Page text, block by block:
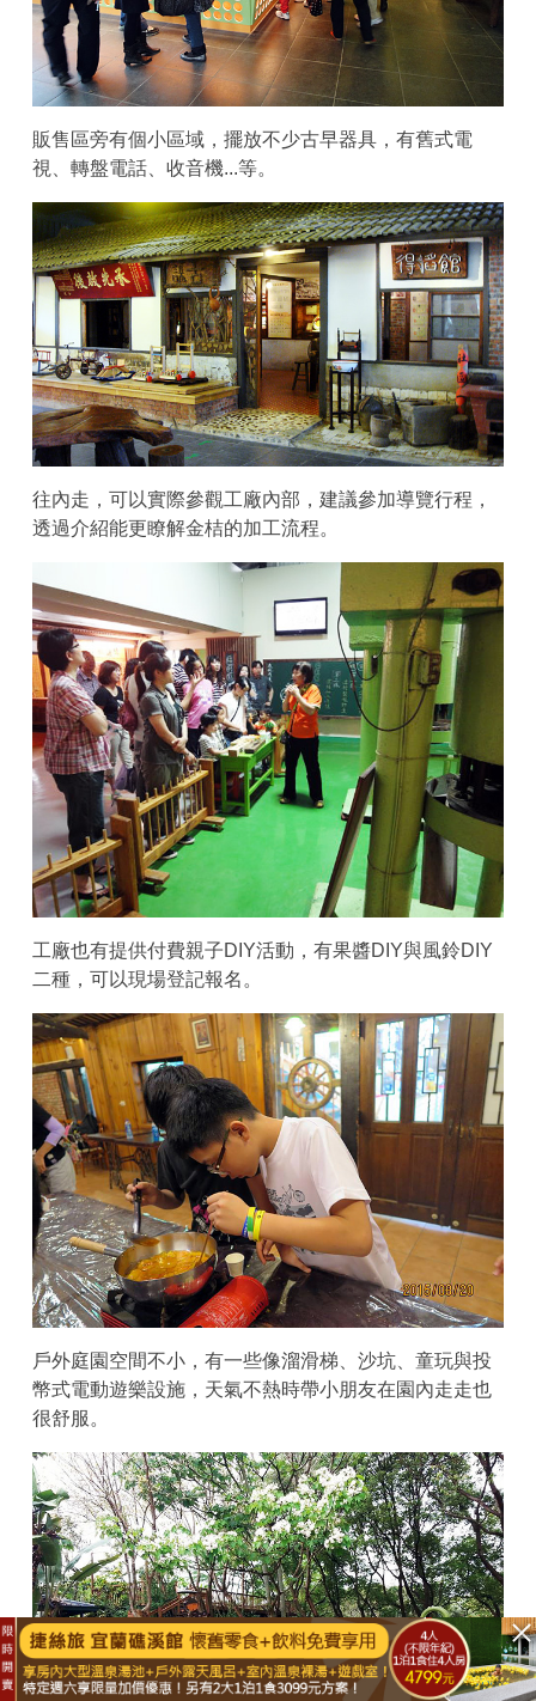
販售區旁有個小區域，擺放不少古早器具，有舊式電
視、轉盤電話、收音機...等。
往內走，可以實際參觀工廠內部，建議參加導覽行程，
透過介紹能更瞭解金桔的加工流程。
工廠也有提供付費親子DIY活動，有果醬DIY與風鈴DIY
二種，可以現場登記報名。
戶外庭園空間不小，有一些像溜滑梯、沙坑、童玩與投
幣式電動遊樂設施，天氣不熱時帶小朋友在園內走走也
很舒服。
立即購買